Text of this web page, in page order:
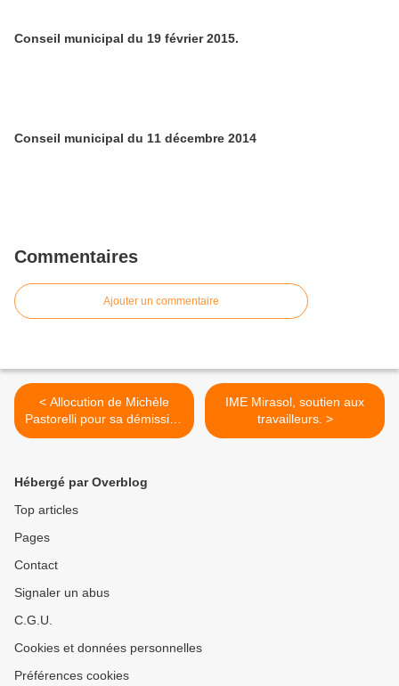
Conseil municipal du 19 février 2015.
Conseil municipal du 11 décembre 2014
Commentaires
Ajouter un commentaire
< Allocution de Michèle
Pastorelli pour sa démission
du CM
IME Mirasol, soutien aux
travailleurs. >
Hébergé par Overblog
Top articles
Pages
Contact
Signaler un abus
C.G.U.
Cookies et données personnelles
Préférences cookies